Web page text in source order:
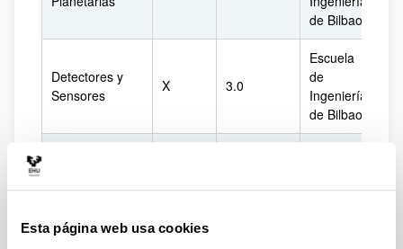
Esta página web usa cookies
de Bilbao
Detectores y
Sensores
X 3.0
Escuela
de
Ingeniería
de Bilbao
Ópticos y
Adaptativa
X 3.0